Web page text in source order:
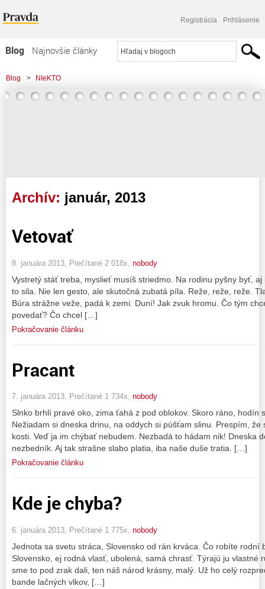
Registrácia Prihlásenie
Blog
Najnovšie články
Najčítanejšie články
Najkomentovanejšie články
Blog > NIeKTO
Archív: január, 2013
Vetovať
8. januára 2013, Prečítané 2 018x, nobody
Vystretý stáť treba, myslieť musíš striedmo. Na rodinu pyšny byť,
to sila. Nie len gesto, ale skutočná zubatá píla. Reže, reže, reže.
Búra strážne veže, padá k zemi. Duní! Jak zvuk hromu. Čo tým
povedať? Čo chcel […]
Pokračovanie článku
Pracant
7. januára 2013, Prečítané 1 734x, nobody
Slnko brhlí pravé oko, zima ťahá z pod oblokov. Skoro ráno, hodín
Nežiadam si dneska drinu, na oddych si púšťam slinu. Prespím,
kosti. Veď ja im chýbať nebudem. Nezbadá to hádam nik! Dneska
nezbedník. Aj tak strašne slabo platia, iba naše duše tratia. […]
Pokračovanie článku
Kde je chyba?
6. januára 2013, Prečítané 1 775x, nobody
Jednota sa svetu stráca, Slovensko od rán krváca. Čo robíte rodní
Slovensko, ej rodná vlasť, ubolená, samá chrasť. Týrajú ju vlastné
sme to pod zrak dali, ten náš národ krásny, malý. Už ho celý
bande lačných vlkov, […]